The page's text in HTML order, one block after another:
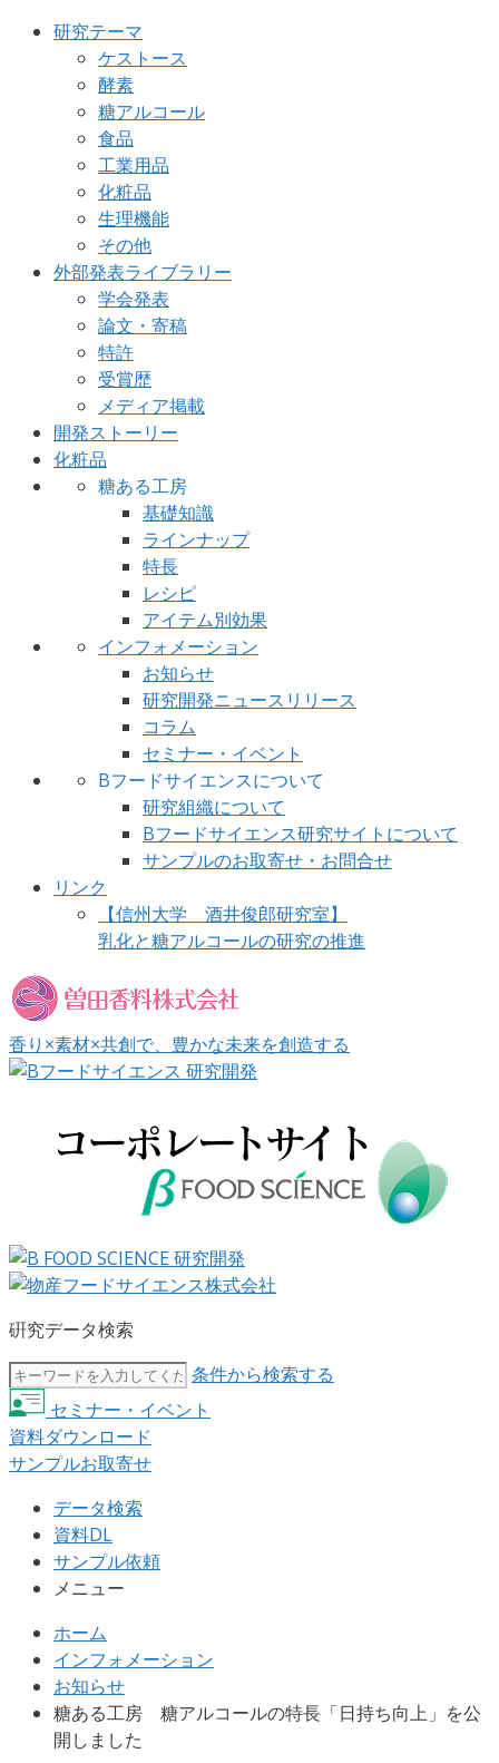
研究テーマ
ケストース
酵素
糖アルコール
食品
工業用品
化粧品
生理機能
その他
外部発表ライブラリー
学会発表
論文・寄稿
特許
受賞歴
メディア掲載
開発ストーリー
化粧品
糖ある工房
基礎知識
ラインナップ
特長
レシピ
アイテム別効果
インフォメーション
お知らせ
研究開発ニュースリリース
コラム
セミナー・イベント
Bフードサイエンスについて
研究組織について
Bフードサイエンス研究サイトについて
サンプルのお取寄せ・お問合せ
リンク
【信州大学 酒井俊郎研究室】
乳化と糖アルコールの研究の推進
香り×素材×共創で、豊かな未来を創造する
硏究データ検索
条件から検索する
セミナー・イベント
資料ダウンロード
サンプルお取寄せ
データ検索
資料DL
サンプル依頼
メニュー
ホーム
インフォメーション
お知らせ
糖ある工房 糖アルコールの特長「日持ち向上」を公
開しました